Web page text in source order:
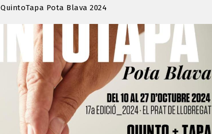
QuintoTapa Pota Blava 2024